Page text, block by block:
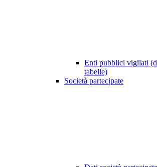
Enti pubblici vigilati
tabelle)
Società partecipate